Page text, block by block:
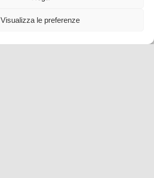
Visualizza le preferenze